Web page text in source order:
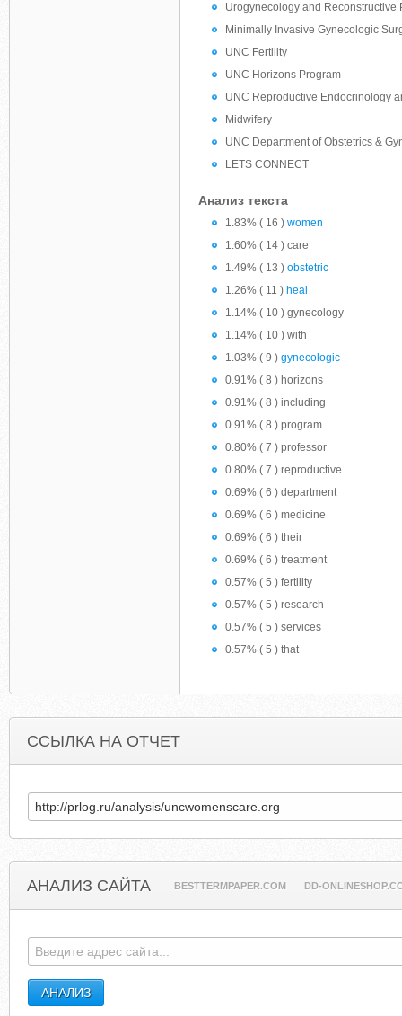
Urogynecology and Reconstructive
Minimally Invasive Gynecologic
UNC Fertility
UNC Horizons Program
UNC Reproductive Endocrinology
Midwifery
UNC Department of Obstetrics &
LETS CONNECT
Анализ текста
1.83% ( 16 ) women
1.60% ( 14 ) care
1.49% ( 13 ) obstetric
1.26% ( 11 ) heal
1.14% ( 10 ) gynecology
1.14% ( 10 ) with
1.03% ( 9 ) gynecologic
0.91% ( 8 ) horizons
0.91% ( 8 ) including
0.91% ( 8 ) program
0.80% ( 7 ) professor
0.80% ( 7 ) reproductive
0.69% ( 6 ) department
0.69% ( 6 ) medicine
0.69% ( 6 ) their
0.69% ( 6 ) treatment
0.57% ( 5 ) fertility
0.57% ( 5 ) research
0.57% ( 5 ) services
0.57% ( 5 ) that
ССЫЛКА НА ОТЧЕТ
АНАЛИЗ САЙТА BESTTERMPAPER.COM DD-